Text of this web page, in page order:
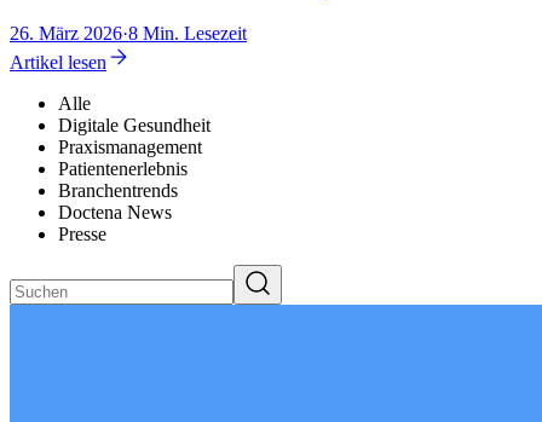
26. März 2026·8 Min. Lesezeit
Artikel lesen
Alle
Digitale Gesundheit
Praxismanagement
Patientenerlebnis
Branchentrends
Doctena News
Presse